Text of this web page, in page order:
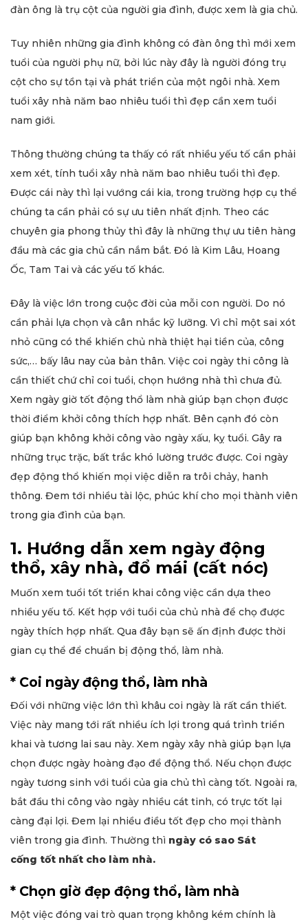
đàn ông là trụ cột của người gia đình, được xem là gia chủ.
Tuy nhiên những gia đình không có đàn ông thì mới xem
tuổi của người phụ nữ, bởi lúc này đây là người đóng trụ
cột cho sự tồn tại và phát triển của một ngôi nhà. Xem
tuổi xây nhà năm bao nhiêu tuổi thì đẹp cần xem tuổi
nam giới.
Thông thường chúng ta thấy có rất nhiều yếu tố cần phải
xem xét, tính tuổi xây nhà năm bao nhiêu tuổi thì đẹp.
Được cái này thì lại vướng cái kia, trong trường hợp cụ thể
chúng ta cần phải có sự ưu tiên nhất định. Theo các
chuyên gia phong thủy thì đây là những thự ưu tiên hàng
đầu mà các gia chủ cần nắm bắt. Đó là Kim Lâu, Hoang
Ốc, Tam Tai và các yếu tố khác.
Đây là việc lớn trong cuộc đời của mỗi con người. Do nó
cần phải lựa chọn và cân nhắc kỹ lưỡng. Vì chỉ một sai xót
nhỏ cũng có thể khiến chủ nhà thiệt hại tiền của, công
sức,… bấy lâu nay của bản thân. Việc coi ngày thi công là
cần thiết chứ chỉ coi tuổi, chọn hướng nhà thì chưa đủ.
Xem ngày giờ tốt động thổ làm nhà giúp bạn chọn được
thời điểm khởi công thích hợp nhất. Bên cạnh đó còn
giúp bạn không khởi công vào ngày xấu, kỵ tuổi. Gây ra
những trục trặc, bất trắc khó lường trước được. Coi ngày
đẹp động thổ khiến mọi việc diễn ra trôi chảy, hanh
thông. Đem tới nhiều tài lộc, phúc khí cho mọi thành viên
trong gia đình của bạn.
1. Hướng dẫn xem ngày động
thổ, xây nhà, đổ mái (cất nóc)
Muốn xem tuổi tốt triển khai công việc cần dựa theo
nhiều yếu tố. Kết hợp với tuổi của chủ nhà để chọ được
ngày thích hợp nhất. Qua đây bạn sẽ ấn định được thời
gian cụ thể để chuẩn bị động thổ, làm nhà.
* Coi ngày động thổ, làm nhà
Đối với những việc lớn thì khâu coi ngày là rất cần thiết.
Việc này mang tới rất nhiều ích lợi trong quá trình triển
khai và tương lai sau này. Xem ngày xây nhà giúp bạn lựa
chọn được ngày hoàng đạo để động thổ. Nếu chọn được
ngày tương sinh với tuổi của gia chủ thì càng tốt. Ngoài ra,
bắt đầu thi công vào ngày nhiều cát tinh, có trực tốt lại
càng đại lợi. Đem lại nhiều điều tốt đẹp cho mọi thành
viên trong gia đình. Thường thì ngày có sao Sát
cống tốt nhất cho làm nhà.
* Chọn giờ đẹp động thổ, làm nhà
Một việc đóng vai trò quan trọng không kém chính là